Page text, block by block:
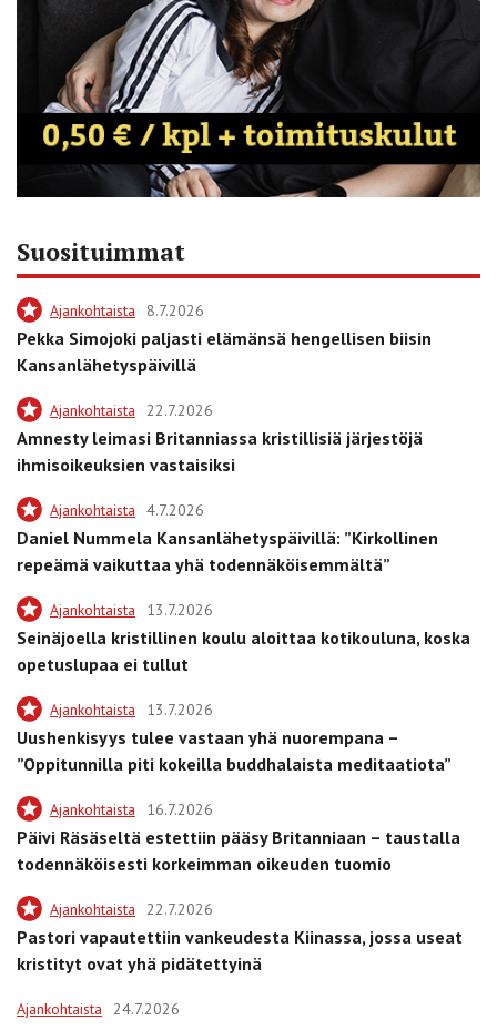
Suosituimmat
Ajankohtaista 8.7.2026
Pekka Simojoki paljasti elämänsä hengellisen biisin
Kansanlähetyspäivillä
Ajankohtaista 22.7.2026
Amnesty leimasi Britanniassa kristillisiä järjestöjä
ihmisoikeuksien vastaisiksi
Ajankohtaista 4.7.2026
Daniel Nummela Kansanlähetyspäivillä: ”Kirkollinen
repeämä vaikuttaa yhä todennäköisemmältä”
Ajankohtaista 13.7.2026
Seinäjoella kristillinen koulu aloittaa kotikouluna, koska
opetuslupaa ei tullut
Ajankohtaista 13.7.2026
Uushenkisyys tulee vastaan yhä nuorempana –
”Oppitunnilla piti kokeilla buddhalaista meditaatiota”
Ajankohtaista 16.7.2026
Päivi Räsäseltä estettiin pääsy Britanniaan – taustalla
todennäköisesti korkeimman oikeuden tuomio
Ajankohtaista 22.7.2026
Pastori vapautettiin vankeudesta Kiinassa, jossa useat
kristityt ovat yhä pidätettyinä
Ajankohtaista 24.7.2026